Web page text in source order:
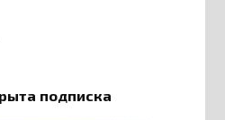
подписка